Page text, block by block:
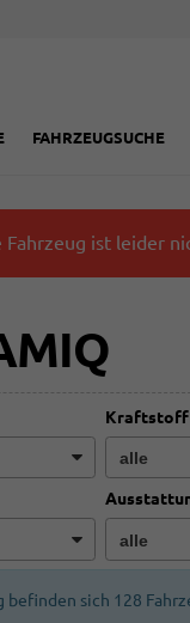
FAHRZEUGSUCHE
Fahrzeug ist leider
Kraftstoff
befinden sich 128